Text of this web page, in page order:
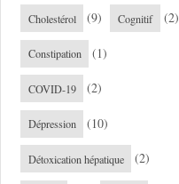
Cholestérol (9) Cognitif (2)
Constipation (1)
COVID-19 (2)
Dépression (10)
Détoxication hépatique (2)